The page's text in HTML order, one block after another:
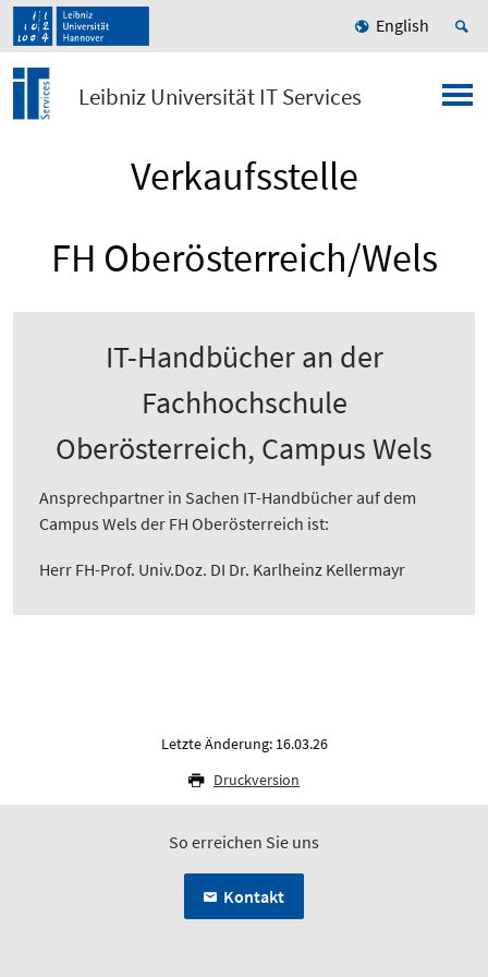
English
Leibniz Universität IT Services
Verkaufsstelle
FH Oberösterreich/Wels
IT-Handbücher an der
Fachhochschule
Oberösterreich, Campus Wels
Ansprechpartner in Sachen IT-Handbücher auf dem
Campus Wels der FH Oberösterreich ist:
Herr FH-Prof. Univ.Doz. DI Dr. Karlheinz Kellermayr
Letzte Änderung: 16.03.26
Druckversion
So erreichen Sie uns
Kontakt